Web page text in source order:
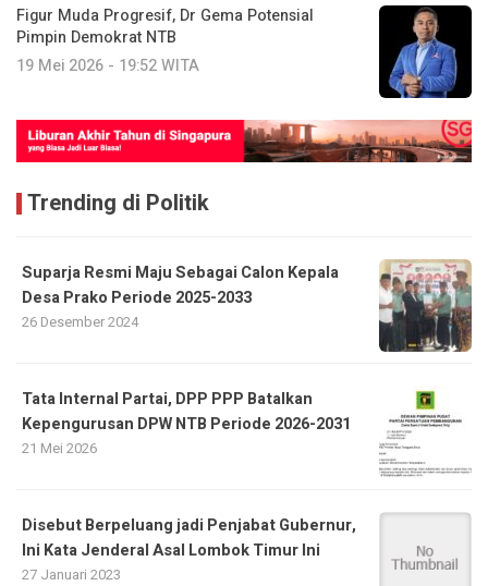
Figur Muda Progresif, Dr Gema Potensial
Pimpin Demokrat NTB
19 Mei 2026 - 19:52 WITA
Trending di Politik
Suparja Resmi Maju Sebagai Calon Kepala
Desa Prako Periode 2025-2033
26 Desember 2024
Tata Internal Partai, DPP PPP Batalkan
Kepengurusan DPW NTB Periode 2026-2031
21 Mei 2026
Disebut Berpeluang jadi Penjabat Gubernur,
Ini Kata Jenderal Asal Lombok Timur Ini
27 Januari 2023